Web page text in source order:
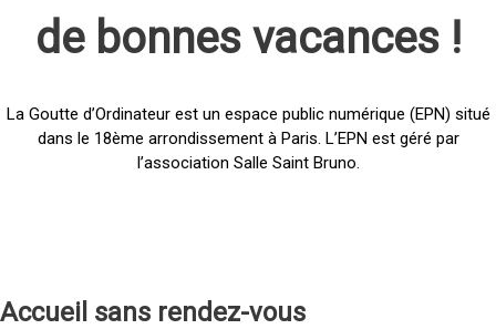
de bonnes vacances !
La Goutte d’Ordinateur est un espace public numérique (EPN) situé
dans le 18ème arrondissement à Paris. L’EPN est géré par
l’association Salle Saint Bruno.
Accueil sans rendez-vous